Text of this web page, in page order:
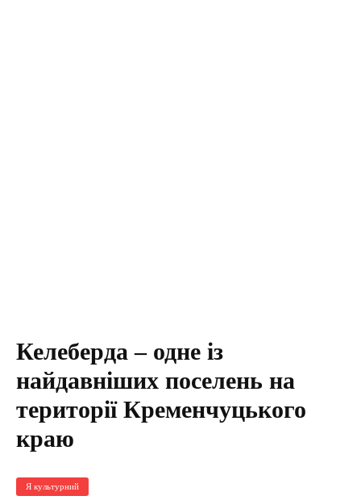
Келеберда – одне із
найдавніших поселень на
території Кременчуцького
краю
Я культурний